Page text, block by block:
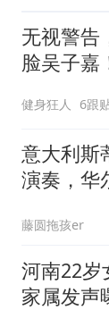
无视警告
脸吴子嘉
健身狂人 6跟
意大利斯
演奏，华
藤圆拖孩er
河南22岁
家属发声